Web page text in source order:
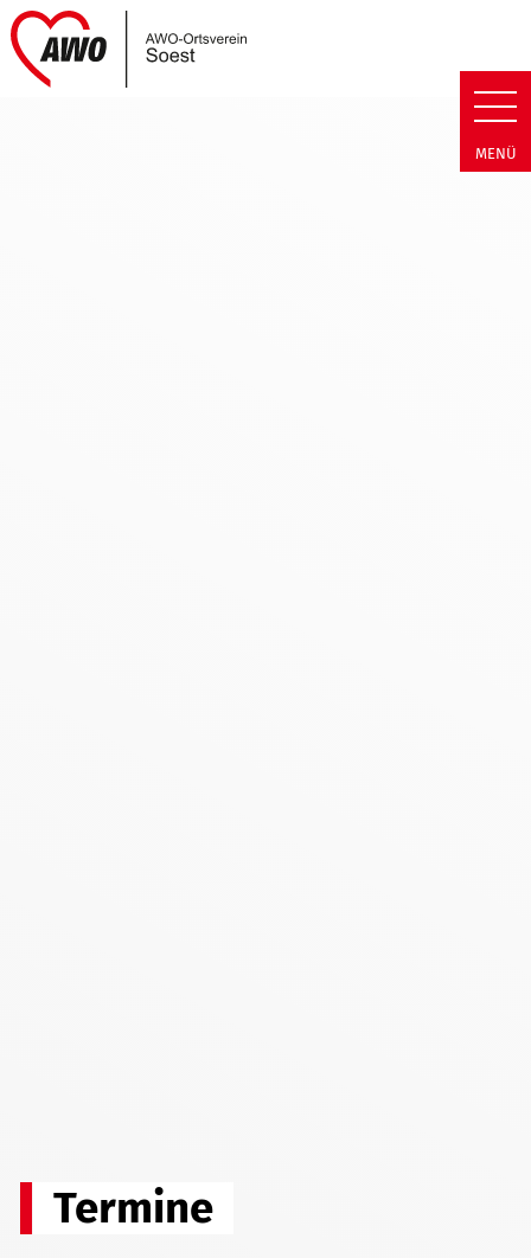
AWO Soest | Termin Detail
MENÜ
Termine